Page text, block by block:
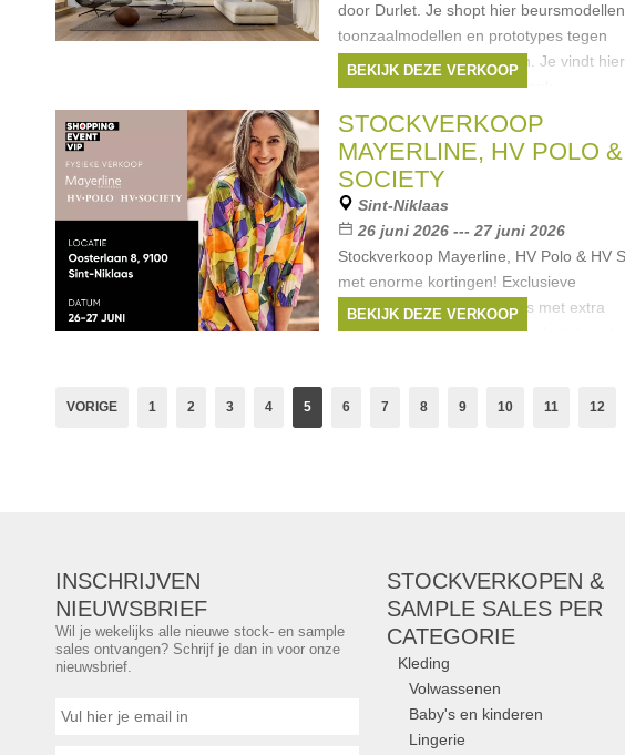
door Durlet. Je shopt hier beursmodellen,
toonzaalmodellen en prototypes tegen
aantrekkelijke voorwaarden. Je vindt hier
meubelen zoals sofa’s, ligbank-
BEKIJK DEZE VERKOOP
STOCKVERKOOP
MAYERLINE, HV POLO
SOCIETY
Sint-Niklaas
26 juni 2026 --- 27 juni 2026
Stockverkoop Mayerline, HV Polo & HV
met enorme kortingen! Exclusieve
zomercollecties voor dames met extra
kortingen, enkel tijdens deze laatste sale
BEKIJK DEZE VERKOOP
VORIGE 1 2 3 4 5 6 7 8 9 10 11 12
INSCHRIJVEN
NIEUWSBRIEF
Wil je wekelijks alle nieuwe stock- en sample
sales ontvangen? Schrijf je dan in voor onze
nieuwsbrief.
STOCKVERKOPEN &
SAMPLE SALES PER
CATEGORIE
Kleding
Volwassenen
Baby's en kinderen
Lingerie